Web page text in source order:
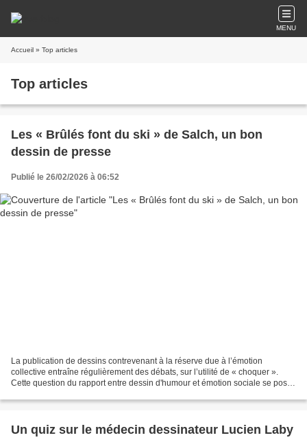
MENU
Accueil » Top articles
Top articles
Les « Brûlés font du ski » de Salch, un bon
dessin de presse
Publié le 26/02/2026 à 06:52
La publication de dessins contrevenant à la réserve due à l’émotion
collective entraîne régulièrement des débats, sur l’utilité de « choquer ».
Cette question du rapport entre dessin d'humour et émotion sociale se pose
Un quiz sur le médecin dessinateur Lucien Laby